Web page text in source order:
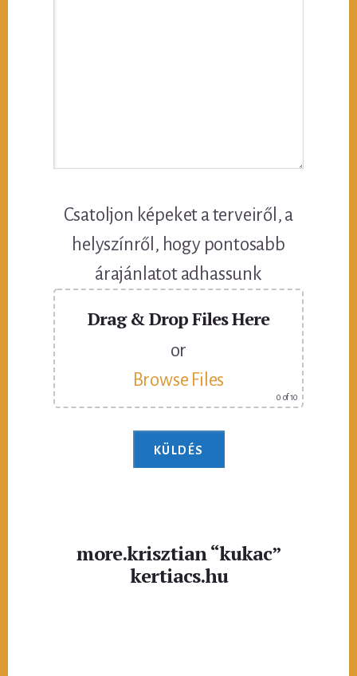
Csatoljon képeket a terveiről, a
helyszínről, hogy pontosabb
árajánlatot adhassunk
Drag & Drop Files Here
or
Browse Files
0 of 10
more.krisztian “kukac”
kertiacs.hu